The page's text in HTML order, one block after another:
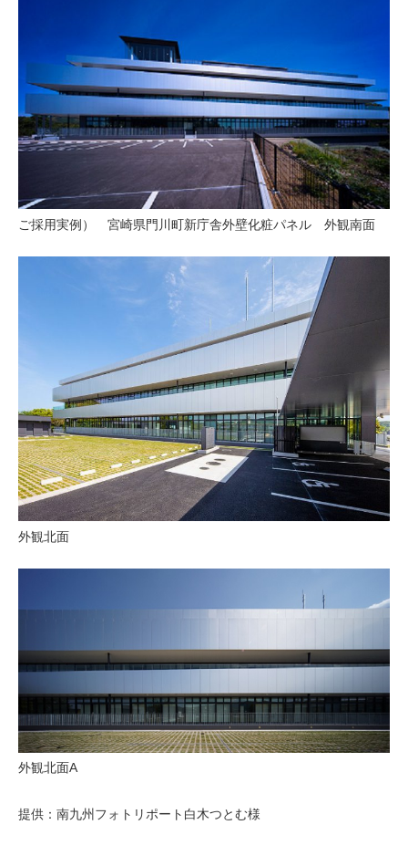
ご採用実例） 宮崎県門川町新庁舎外壁化粧パネル 外観南面
外観北面
外観北面A
提供：南九州フォトリポート白木つとむ様